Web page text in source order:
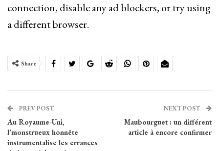
connection, disable any ad blockers, or try using
a different browser.
Share
PREV POST
Au Royaume-Uni,
l’monstrueux honnête
instrumentalise les errances
NEXT POST
Maubourguet : un différent
article à encore confirmer